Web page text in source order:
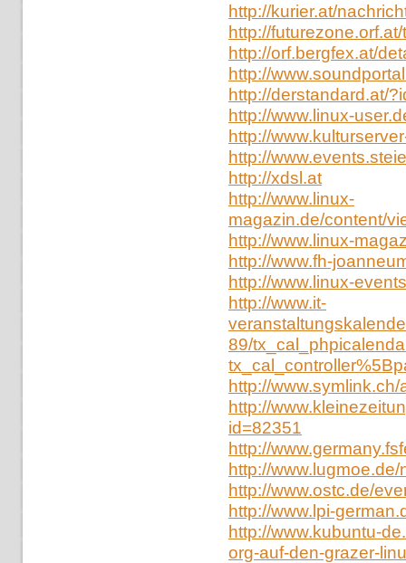
http://kurier.at/
http://
http://orf.bergfex.at/
http://
http://derstandard.at/
http://www.linux-
http://
http://
http://xdsl.at
http://www.linux-
magazin.de/content/
http://www.linux-
http://www.fh-
http://www.linux-
http://www.it-
89/
http://
http://
id=82351
http://
http://www.lugmoe.de/
http://www.ostc.de/
http://www.lpi-
http://www.kubuntu-
org-auf-den-grazer-